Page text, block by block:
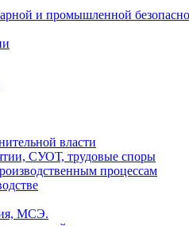
и промышленной
власти
СУОТ, трудовые споры
процессам
МСЭ.